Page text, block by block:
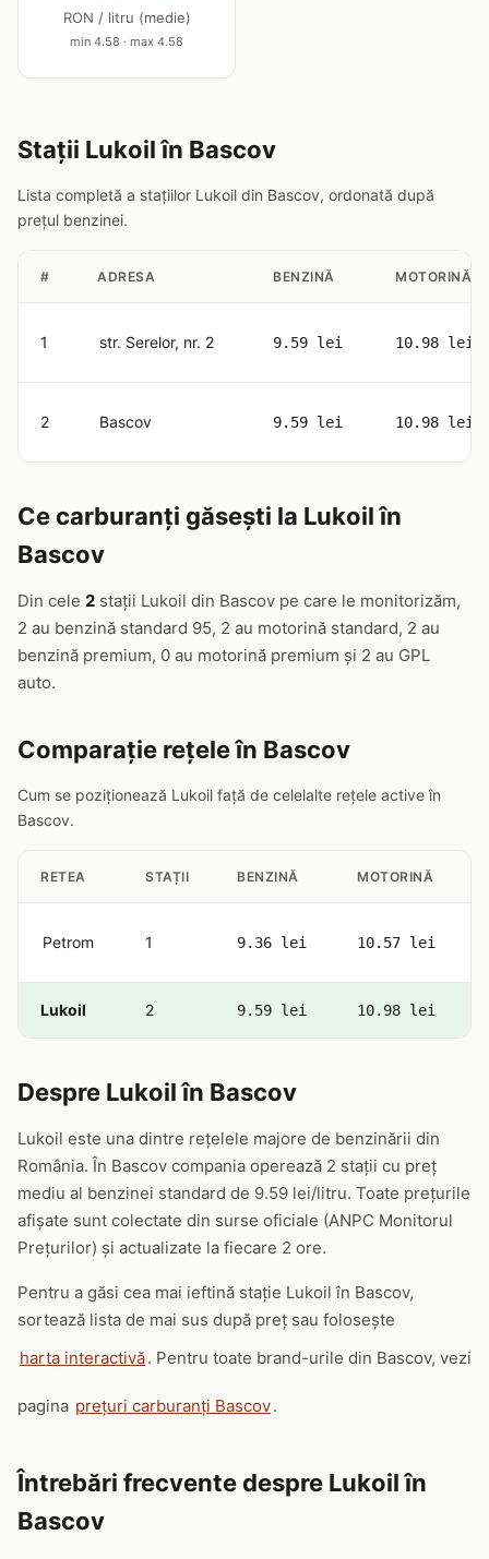
RON / litru (medie)
min 4.58 · max 4.58
Stații Lukoil în Bascov
Lista completă a stațiilor Lukoil din Bascov, ordonată după
prețul benzinei.
# ADRESA BENZINĂ MOTORINĂ
1 str. Serelor, nr. 2 9.59 lei 10.98 lei
2 Bascov 9.59 lei 10.98 lei
Ce carburanți găsești la Lukoil în
Bascov
Din cele 2 stații Lukoil din Bascov pe care le monitorizăm,
2 au benzină standard 95, 2 au motorină standard, 2 au
benzină premium, 0 au motorină premium și 2 au GPL
auto.
Comparație rețele în Bascov
Cum se poziționează Lukoil față de celelalte rețele active în
Bascov.
RETEA STAȚII BENZINĂ MOTORINĂ
Petrom 1 9.36 lei 10.57 lei
Lukoil 2 9.59 lei 10.98 lei
Despre Lukoil în Bascov
Lukoil este una dintre rețelele majore de benzinării din
România. În Bascov compania operează 2 stații cu preț
mediu al benzinei standard de 9.59 lei/litru. Toate prețurile
afișate sunt colectate din surse oficiale (ANPC Monitorul
Prețurilor) și actualizate la fiecare 2 ore.
Pentru a găsi cea mai ieftină stație Lukoil în Bascov,
sortează lista de mai sus după preț sau folosește
harta interactivă. Pentru toate brand-urile din Bascov, vezi
pagina prețuri carburanți Bascov.
Întrebări frecvente despre Lukoil în
Bascov